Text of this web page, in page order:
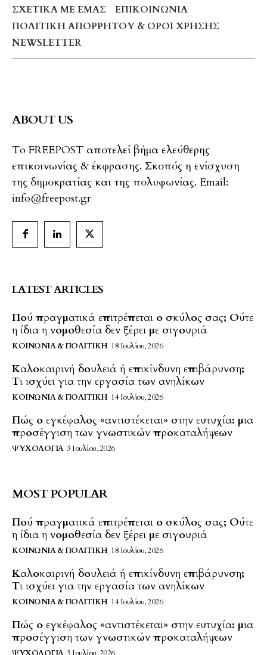
ΣΧΕΤΙΚΆ ΜΕ ΕΜΆΣ
ΕΠΙΚΟΙΝΩΝΊΑ
ΠΟΛΙΤΙΚΉ ΑΠΟΡΡΉΤΟΥ & ΌΡΟΙ ΧΡΉΣΗΣ
NEWSLETTER
ABOUT US
To FREEPOST αποτελεί βήμα ελεύθερης
επικοινωνίας & έκφρασης. Σκοπός η ενίσχυση
της δημοκρατίας και της πολυφωνίας. Email:
info@freepost.gr
LATEST ARTICLES
Πού πραγματικά επιτρέπεται ο σκύλος σας; Ούτε
η ίδια η νομοθεσία δεν ξέρει με σιγουριά
ΚΟΙΝΩΝΊΑ & ΠΟΛΙΤΙΚΉ 18 Ιουλίου, 2026
Καλοκαιρινή δουλειά ή επικίνδυνη επιβάρυνση;
Τι ισχύει για την εργασία των ανηλίκων
ΚΟΙΝΩΝΊΑ & ΠΟΛΙΤΙΚΉ 14 Ιουλίου, 2026
Πώς ο εγκέφαλος «αντιστέκεται» στην ευτυχία: μια
προσέγγιση των γνωστικών προκαταλήψεων
ΨΥΧΟΛΟΓΊΑ 3 Ιουλίου, 2026
MOST POPULAR
Πού πραγματικά επιτρέπεται ο σκύλος σας; Ούτε
η ίδια η νομοθεσία δεν ξέρει με σιγουριά
ΚΟΙΝΩΝΊΑ & ΠΟΛΙΤΙΚΉ 18 Ιουλίου, 2026
Καλοκαιρινή δουλειά ή επικίνδυνη επιβάρυνση;
Τι ισχύει για την εργασία των ανηλίκων
ΚΟΙΝΩΝΊΑ & ΠΟΛΙΤΙΚΉ 14 Ιουλίου, 2026
Πώς ο εγκέφαλος «αντιστέκεται» στην ευτυχία: μια
προσέγγιση των γνωστικών προκαταλήψεων